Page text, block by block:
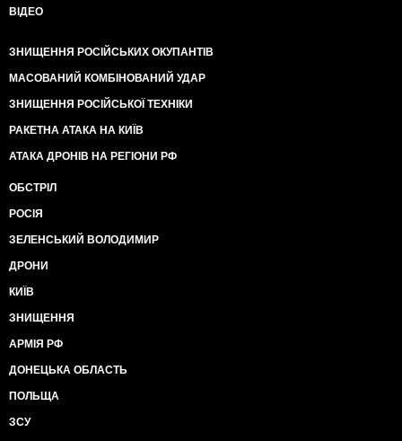
ВІДЕО
ЗНИЩЕННЯ РОСІЙСЬКИХ ОКУПАНТІВ
МАСОВАНИЙ КОМБІНОВАНИЙ УДАР
ЗНИЩЕННЯ РОСІЙСЬКОЇ ТЕХНІКИ
РАКЕТНА АТАКА НА КИЇВ
АТАКА ДРОНІВ НА РЕГІОНИ РФ
ОБСТРІЛ
РОСІЯ
ЗЕЛЕНСЬКИЙ ВОЛОДИМИР
ДРОНИ
КИЇВ
ЗНИЩЕННЯ
АРМІЯ РФ
ДОНЕЦЬКА ОБЛАСТЬ
ПОЛЬЩА
ЗСУ